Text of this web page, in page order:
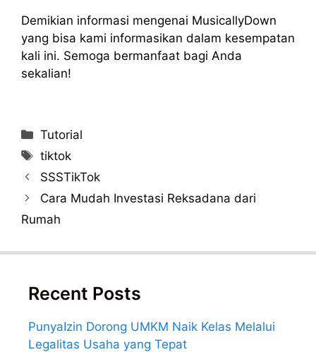
Demikian informasi mengenai MusicallyDown
yang bisa kami informasikan dalam kesempatan
kali ini. Semoga bermanfaat bagi Anda
sekalian!
Categories
Tutorial
Tags
tiktok
Post
navigation
SSSTikTok
Cara Mudah Investasi Reksadana dari
Rumah
Recent Posts
PunyaIzin Dorong UMKM Naik Kelas Melalui
Legalitas Usaha yang Tepat